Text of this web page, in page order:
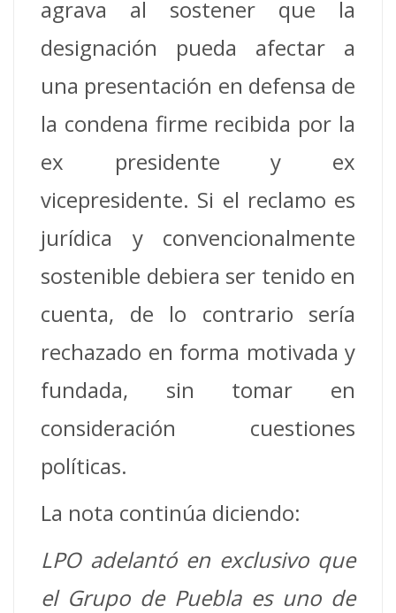
agrava al sostener que la
designación pueda afectar a
una presentación en defensa de
la condena firme recibida por la
ex presidente y ex
vicepresidente. Si el reclamo es
jurídica y convencionalmente
sostenible debiera ser tenido en
cuenta, de lo contrario sería
rechazado en forma motivada y
fundada, sin tomar en
consideración cuestiones
políticas.
La nota continúa diciendo:
LPO adelantó en exclusivo que
el Grupo de Puebla es uno de